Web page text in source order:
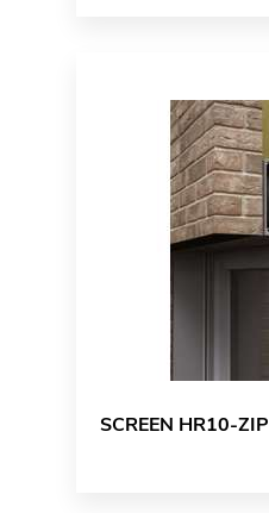
SCREEN HR10-ZIP